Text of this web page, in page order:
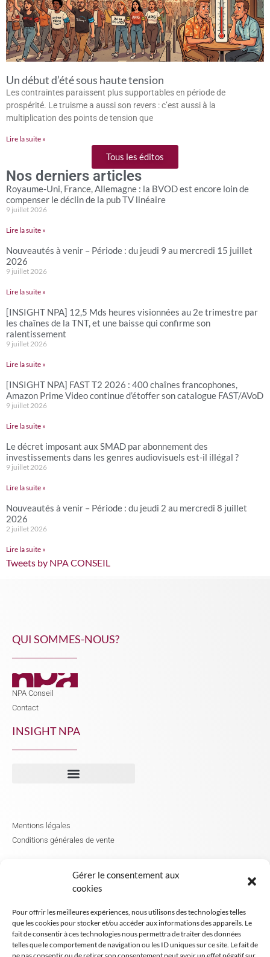
Gérer le consentement aux
cookies
Pour offrir les meilleures expériences, nous utilisons des technologies telles
que les cookies pour stocker et/ou accéder aux informations des appareils. Le
fait de consentir à ces technologies nous permettra de traiter des données
telles que le comportement de navigation ou les ID uniques sur ce site. Le fait de
Un début d’été sous haute tension
Les contraintes paraissent plus supportables en période de
prospérité. Le truisme a aussi son revers : c’est aussi à la
multiplication des points de tension que
Lire la suite »
Tous les éditos
Nos derniers articles
Royaume-Uni, France, Allemagne : la BVOD est encore loin de
compenser le déclin de la pub TV linéaire
9 juillet 2026
Lire la suite »
Nouveautés à venir – Période : du jeudi 9 au mercredi 15 juillet
2026
9 juillet 2026
Lire la suite »
[INSIGHT NPA] 12,5 Mds heures visionnées au 2e trimestre par
les chaînes de la TNT, et une baisse qui confirme son
ralentissement
9 juillet 2026
Lire la suite »
[INSIGHT NPA] FAST T2 2026 : 400 chaînes francophones,
Amazon Prime Video continue d’étoffer son catalogue FAST/AVoD
9 juillet 2026
Lire la suite »
Le décret imposant aux SMAD par abonnement des
investissements dans les genres audiovisuels est-il illégal ?
9 juillet 2026
Lire la suite »
Nouveautés à venir – Période : du jeudi 2 au mercredi 8 juillet
2026
2 juillet 2026
Lire la suite »
Tweets by NPA CONSEIL
QUI SOMMES-NOUS?
NPA Conseil
Contact
INSIGHT NPA
Mentions légales
Conditions générales de vente